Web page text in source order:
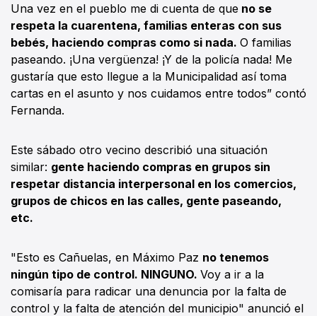
Una vez en el pueblo me di cuenta de que no se
respeta la cuarentena, familias enteras con sus
bebés, haciendo compras como si nada. O familias
paseando. ¡Una vergüenza! ¡Y de la policía nada! Me
gustaría que esto llegue a la Municipalidad así toma
cartas en el asunto y nos cuidamos entre todos” contó
Fernanda.
Este sábado otro vecino describió una situación
similar: gente haciendo compras en grupos sin
respetar distancia interpersonal en los comercios,
grupos de chicos en las calles, gente paseando,
etc.
"Esto es Cañuelas, en Máximo Paz no tenemos
ningún tipo de control. NINGUNO. Voy a ir a la
comisaría para radicar una denuncia por la falta de
control y la falta de atención del municipio" anunció el